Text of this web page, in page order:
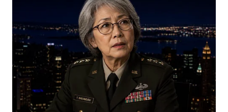
WN
BABEL
WN
SUMBAR